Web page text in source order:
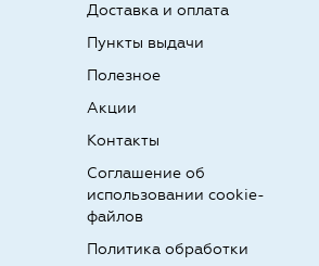
Доставка и оплата
Пункты выдачи
Полезное
Акции
Контакты
Соглашение об
использовании cookie-
файлов
Политика обработки